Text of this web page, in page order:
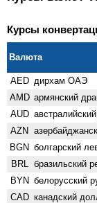
Курсы
Валюта
AED дирхам ОАЭ
AMD армянский
AUD
AZN
BGN болгарский
BRL бразильский
BYN белорусский
CAD канадский